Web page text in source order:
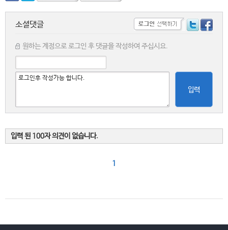
소셜댓글
원하는 계정으로 로그인 후 댓글을 작성하여 주십시요.
입력
입력 된 100자 의견이 없습니다.
1